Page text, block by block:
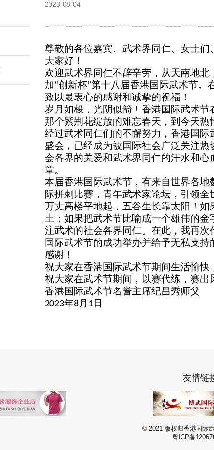
2023-08-04
尊敬的各位嘉宾、武术界同仁、女士们
大家好！
欢迎武术界同仁不辞辛劳，从天南地
加 “创新杯”第十八届香港国际武术节。
致以最衷心的感谢和诚挚的祝福！
岁月如梭，光阴似箭！香港国际武术
那个紫荆花绽放的难忘春天，到今天热
经过武术同仁们的不懈努力，香港国际
盛会，已经成为被国际社会广泛关注
会各界的关爱和武术界同仁的汗水和心
章。
本届香港国际武术节，有来自世界各地
际拼刺比赛， 青年武术家论坛， 引领全
万丈高楼平地起，五谷生长靠太阳！
土；如果把武术节比喻成一个雄伟的
注武术的社会各界同仁。在此，我再
国际武术节的成功举办并给予无私支
感谢！
祝大家在香港国际武术节期间生活愉快
祝大家在武术节期间 ，以赛代练， 赛出
香港国际武术节名誉主席纪昌秀师父
2023年8月 1 日
友情链
© 2021 版权归香港国际
粤ICP备